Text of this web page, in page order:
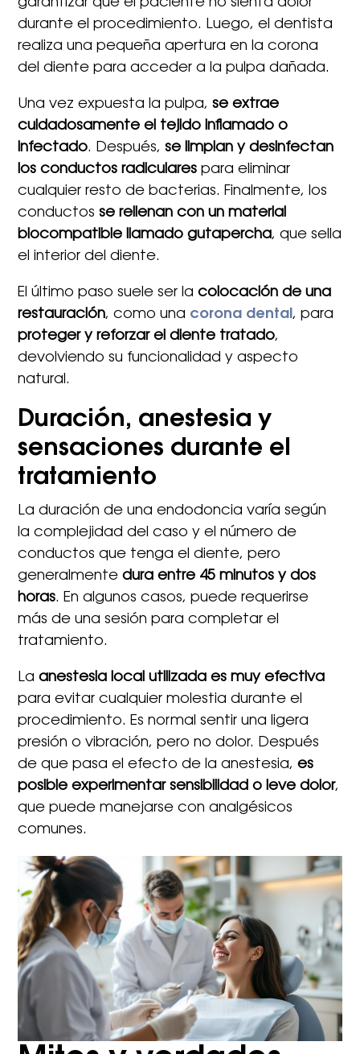
garantizar que el paciente no sienta dolor
durante el procedimiento. Luego, el dentista
realiza una pequeña apertura en la corona
del diente para acceder a la pulpa dañada.
Una vez expuesta la pulpa,se extrae
cuidadosamente el tejido inflamado o
infectado. Después,se limpian y desinfectan
los conductos radiculares para eliminar
cualquier resto de bacterias. Finalmente, los
conductosse rellenan con un material
biocompatible llamado gutapercha, que sella
el interior del diente.
El último paso suele ser lacolocación de una
restauración, como una corona dental, para
proteger y reforzar el diente tratado,
devolviendo su funcionalidad y aspecto
natural.
Duración, anestesia y
sensaciones durante el
tratamiento
La duración de una endodoncia varía según
la complejidad del caso y el número de
conductos que tenga el diente, pero
generalmentedura entre 45 minutos y dos
horas. En algunos casos, puede requerirse
más de una sesión para completar el
tratamiento.
Laanestesia local utilizada es muy efectiva
para evitar cualquier molestia durante el
procedimiento. Es normal sentir una ligera
presión o vibración, pero no dolor. Después
de que pasa el efecto de la anestesia,es
posible experimentar sensibilidad o leve dolor,
que puede manejarse con analgésicos
comunes.